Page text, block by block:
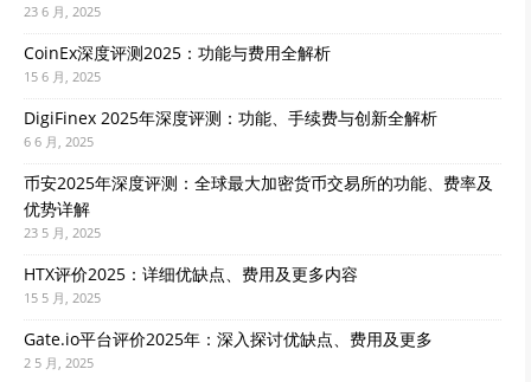
23 6 月, 2025
CoinEx深度评测2025：功能与费用全解析
15 6 月, 2025
DigiFinex 2025年深度评测：功能、手续费与创新全解析
6 6 月, 2025
币安2025年深度评测：全球最大加密货币交易所的功能、费率及
优势详解
23 5 月, 2025
HTX评价2025：详细优缺点、费用及更多内容
15 5 月, 2025
Gate.io平台评价2025年：深入探讨优缺点、费用及更多
2 5 月, 2025